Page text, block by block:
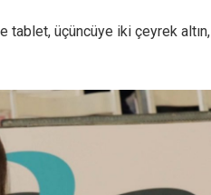
tablet, üçüncüye iki çeyrek altın,